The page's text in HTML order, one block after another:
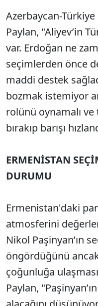
Azerbaycan-
Paylan, "Aliyev’in
var. Erdoğan ne
seçimlerden önce
maddi destek
bozmak istemiyor
rolünü oynamalı ve
bırakıp barışı
ERMENİSTAN
DURUMU
Ermenistan'daki
atmosferini
Nikol Paşinyan’ın
öngördüğünü
çoğunluğa
Paylan,